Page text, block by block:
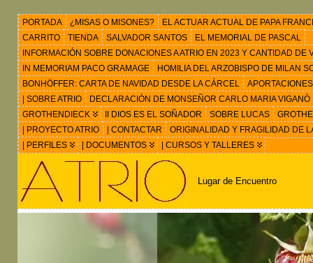
PORTADA ¿MISAS O MISONES?
EL ACTUAR ACTUAL DE PAPA
CARRITO
TIENDA SALVADOR SANTOS
EL MEMORIAL DE PASCAL
INFORMACIÓN SOBRE DONACIONES A ATRIO EN 2023 Y CANTIDAD
IN MEMORIAM PACO GRAMAGE
HOMILIA DEL ARZOBISPO DE MILAN
BONHÖFFER: CARTA DE NAVIDAD DESDE LA CÁRCEL
| SOBRE ATRIO
DECLARACIÓN DE MONSEÑOR CARLO MARIA VIGANÒ
GROTHENDIECK
II DIOS ES EL SOÑADOR SOBRE LUCAS
| PROYECTO ATRIO
| CONTACTAR
ORIGINALIDAD Y FRAGILIDAD DE
| PERFILES
| DOCUMENTOS | CURSOS Y TALLERES
Lugar de Encuentro